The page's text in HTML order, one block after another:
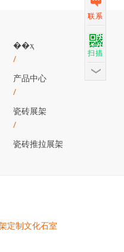
��ҳ
/
产品中心
/
瓷砖展架
/
瓷砖推拉展架
定制文化石室
联系
扫描